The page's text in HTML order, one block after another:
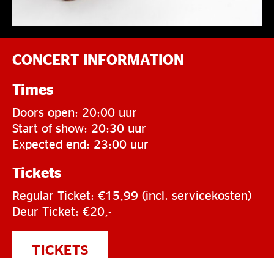
CONCERT INFORMATION
Times
Doors open: 20:00 uur
Start of show: 20:30 uur
Expected end: 23:00 uur
Tickets
Regular Ticket: €15,99 (incl. servicekosten)
Deur Ticket: €20,-
TICKETS